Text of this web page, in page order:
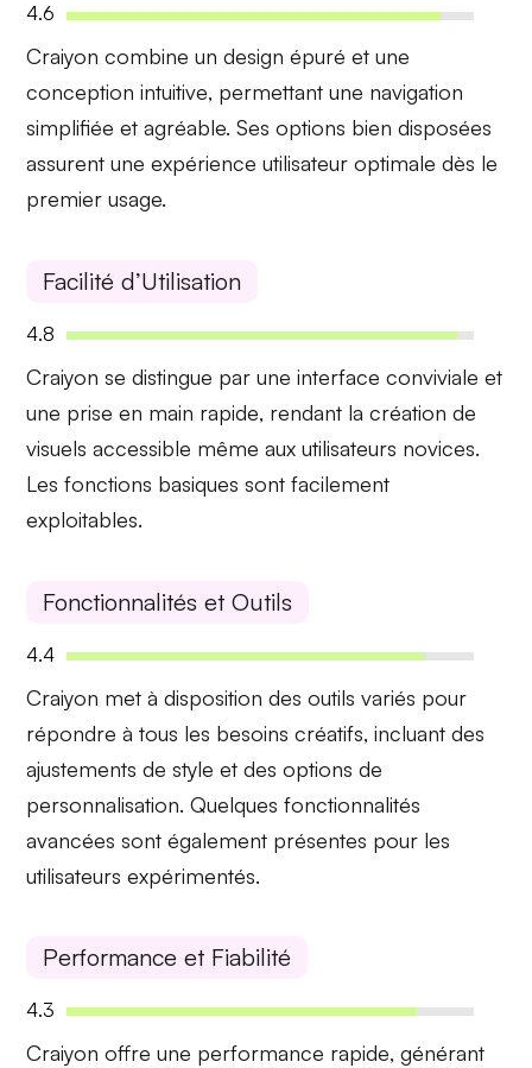
4.6
Craiyon combine undesign épuré et une
conception intuitive, permettant une navigation
simplifiée et agréable. Ses options bien disposées
assurent uneexpérience utilisateur optimale dès le
premier usage.
Facilité d’Utilisation
4.8
Craiyon se distingue par uneinterface conviviale et
une prise en main rapide, rendant la création de
visuels accessible même aux utilisateurs novices.
Les fonctions basiques sont facilement
exploitables.
Fonctionnalités et Outils
4.4
Craiyon met à disposition desoutils variés pour
répondre à tous les besoins créatifs, incluant des
ajustements de style et des options de
personnalisation. Quelques fonctionnalités
avancées sont également présentes pour les
utilisateurs expérimentés.
Performance et Fiabilité
4.3
Craiyon offre une performance rapide, générant